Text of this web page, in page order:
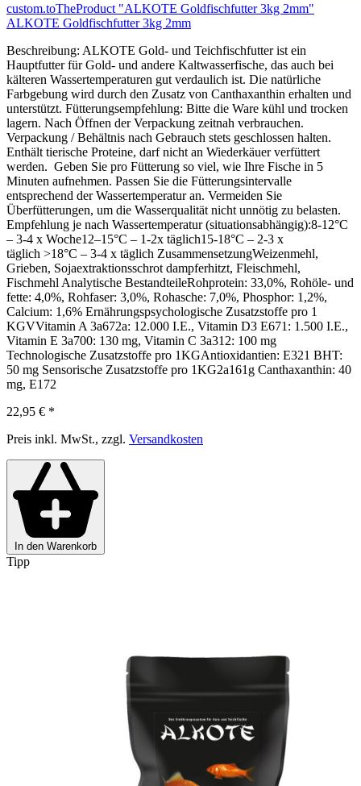
custom.toTheProduct "ALKOTE Goldfischfutter 3kg 2mm"
ALKOTE Goldfischfutter 3kg 2mm
Beschreibung: ALKOTE Gold- und Teichfischfutter ist ein
Hauptfutter für Gold- und andere Kaltwasserfische, das auch bei
kälteren Wassertemperaturen gut verdaulich ist. Die natürliche
Farbgebung wird durch den Zusatz von Canthaxanthin erhalten und
unterstützt. Fütterungsempfehlung: Bitte die Ware kühl und trocken
lagern. Nach Öffnen der Verpackung zeitnah verbrauchen.
Verpackung / Behältnis nach Gebrauch stets geschlossen halten.
Enthält tierische Proteine, darf nicht an Wiederkäuer verfüttert
werden. Geben Sie pro Fütterung so viel, wie Ihre Fische in 5
Minuten aufnehmen. Passen Sie die Fütterungsintervalle
entsprechend der Wassertemperatur an. Vermeiden Sie
Überfütterungen, um die Wasserqualität nicht unnötig zu belasten.
Empfehlung je nach Wassertemperatur (situationsabhängig):8-12°C
– 3-4 x Woche12–15°C – 1-2x täglich15-18°C – 2-3 x
täglich >18°C – 3-4 x täglich ZusammensetzungWeizenmehl,
Grieben, Sojaextraktionsschrot dampferhitzt, Fleischmehl,
Fischmehl Analytische BestandteileRohprotein: 33,0%, Rohöle- und
fette: 4,0%, Rohfaser: 3,0%, Rohasche: 7,0%, Phosphor: 1,2%,
Calcium: 1,6% Ernährungspsychologische Zusatzstoffe pro 1
KGVVitamin A 3a672a: 12.000 I.E., Vitamin D3 E671: 1.500 I.E.,
Vitamin E 3a700: 130 mg, Vitamin C 3a312: 100 mg
Technologische Zusatzstoffe pro 1KGAntioxidantien: E321 BHT:
50 mg Sensorische Zusatzstoffe pro 1KG2a161g Canthaxanthin: 40
mg, E172
22,95 € *
Preis inkl. MwSt., zzgl. Versandkosten
In den Warenkorb
Tipp